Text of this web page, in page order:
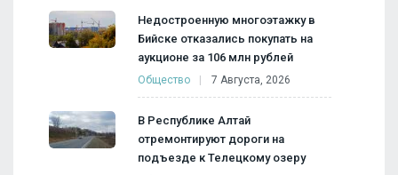
Недостроенную многоэтажку в
Бийске отказались покупать на
аукционе за 106 млн рублей
Общество 7 Августа, 2026
В Республике Алтай
отремонтируют дороги на
подъезде к Телецкому озеру